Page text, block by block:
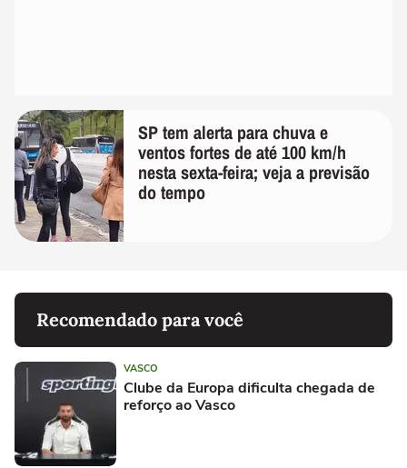
SP tem alerta para chuva e
ventos fortes de até 100 km/h
nesta sexta-feira; veja a previsão
do tempo
Recomendado para você
VASCO
Clube da Europa dificulta chegada de
reforço ao Vasco